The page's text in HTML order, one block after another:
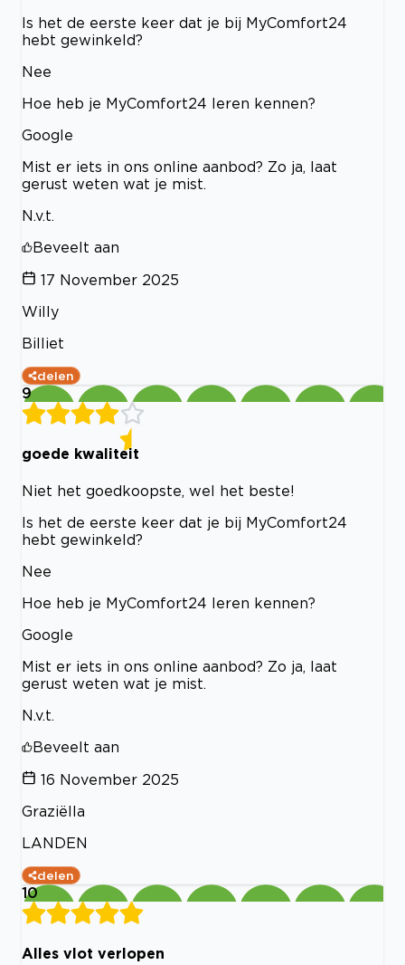
Is het de eerste keer dat je bij MyComfort24
hebt gewinkeld?
Nee
Hoe heb je MyComfort24 leren kennen?
Google
Mist er iets in ons online aanbod? Zo ja, laat
gerust weten wat je mist.
N.v.t.
Beveelt aan
17 November 2025
Willy
Billiet
delen
9
goede kwaliteit
Niet het goedkoopste, wel het beste!
Is het de eerste keer dat je bij MyComfort24
hebt gewinkeld?
Nee
Hoe heb je MyComfort24 leren kennen?
Google
Mist er iets in ons online aanbod? Zo ja, laat
gerust weten wat je mist.
N.v.t.
Beveelt aan
16 November 2025
Graziëlla
LANDEN
delen
10
Alles vlot verlopen